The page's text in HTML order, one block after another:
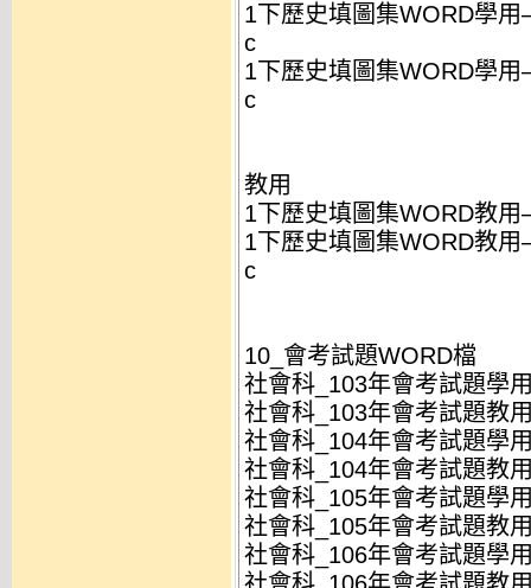
1下歷史填圖集WORD學
c
1下歷史填圖集WORD學
c
教用
1下歷史填圖集WORD教
1下歷史填圖集WORD教
c
10_會考試題WORD檔
社會科_103年會考試題學
社會科_103年會考試題教
社會科_104年會考試題學
社會科_104年會考試題教
社會科_105年會考試題學
社會科_105年會考試題教
社會科_106年會考試題學